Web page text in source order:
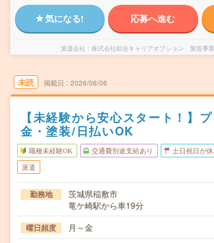
気になる! 応募へ進む
派遣会社 株式会社綜合キャリアオプション 製造事業
未読 掲載日 2026/08/06
【未経験から安心スタート！】
金・塗装/日払いOK
職種未経験OK 交通費別途支給あり 土日祝日が
派遣
勤務地
茨城県稲敷市
竜ケ崎駅から車19分
曜日頻度 月～金